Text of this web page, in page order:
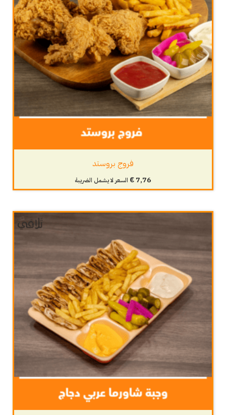
فروج بروستد
€7,76 السعر لا يشمل الضريبة